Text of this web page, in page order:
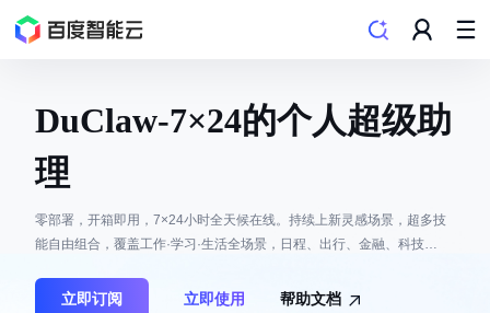
DuClaw-7×24的个人超级助
理
零部署，开箱即用，7×24小时全天候在线。持续上新灵感场景，超多技
能自由组合，覆盖工作·学习·生活全场景，日程、出行、金融、科技…
立即订阅 立即使用 帮助文档